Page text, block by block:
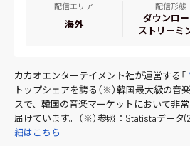
配信エリア
海外
配信形態
ダウンロ
ストリーミ
カカオエンターテイメント社が運営する「
トップシェアを誇る（※）韓国最大級の音
スで、韓国の音楽マーケットにおいて非
届けています。（※）参照：Statistaデータ
細はこちら